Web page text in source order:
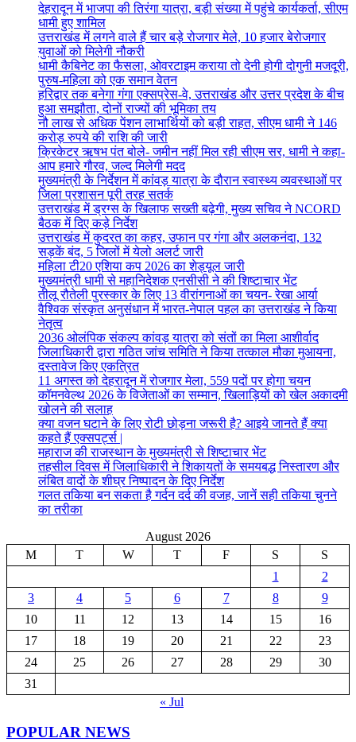
देहरादून में भाजपा की तिरंगा यात्रा, बड़ी संख्या में पहुंचे कार्यकर्ता, सीएम
धामी हुए शामिल
उत्तराखंड में लगने वाले हैं चार बड़े रोजगार मेले, 10 हजार बेरोजगार
युवाओं को मिलेगी नौकरी
धामी कैबिनेट का फैसला, ओवरटाइम कराया तो देनी होगी दोगुनी मजदूरी,
पुरुष-महिला को एक समान वेतन
हरिद्वार तक बनेगा गंगा एक्सप्रेस-वे, उत्तराखंड और उत्तर प्रदेश के बीच
हुआ समझौता, दोनों राज्यों की भूमिका तय
नौ लाख से अधिक पेंशन लाभार्थियों को बड़ी राहत, सीएम धामी ने 146
करोड़ रुपये की राशि की जारी
क्रिकेटर ऋषभ पंत बोले- जमीन नहीं मिल रही सीएम सर, धामी ने कहा-
आप हमारे गौरव, जल्द मिलेगी मदद
मुख्यमंत्री के निर्देशन में कांवड़ यात्रा के दौरान स्वास्थ्य व्यवस्थाओं पर
जिला प्रशासन पूरी तरह सतर्क
उत्तराखंड में ड्रग्स के खिलाफ सख्ती बढ़ेगी, मुख्य सचिव ने NCORD
बैठक में दिए कड़े निर्देश
उत्तराखंड में कुदरत का कहर, उफान पर गंगा और अलकनंदा, 132
सड़कें बंद, 5 जिलों में येलो अलर्ट जारी
महिला टी20 एशिया कप 2026 का शेड्यूल जारी
मुख्यमंत्री धामी से महानिदेशक एनसीसी ने की शिष्टाचार भेंट
तीलू रौतेली पुरस्कार के लिए 13 वीरांगनाओं का चयन- रेखा आर्या
वैश्विक संस्कृत अनुसंधान में भारत-नेपाल पहल का उत्तराखंड ने किया
नेतृत्व
2036 ओलंपिक संकल्प कांवड़ यात्रा को संतों का मिला आशीर्वाद
जिलाधिकारी द्वारा गठित जांच समिति ने किया तत्काल मौका मुआयना,
दस्तावेज किए एकत्रित
11 अगस्त को देहरादून में रोजगार मेला, 559 पदों पर होगा चयन
कॉमनवेल्थ 2026 के विजेताओं का सम्मान, खिलाड़ियों को खेल अकादमी
खोलने की सलाह
क्या वजन घटाने के लिए रोटी छोड़ना जरूरी है? आइये जानते हैं क्या
कहते हैं एक्सपर्ट्स |
महाराज की राजस्थान के मुख्यमंत्री से शिष्टाचार भेंट
तहसील दिवस में जिलाधिकारी ने शिकायतों के समयबद्ध निस्तारण और
लंबित वादों के शीघ्र निष्पादन के दिए निर्देश
गलत तकिया बन सकता है गर्दन दर्द की वजह, जानें सही तकिया चुनने
का तरीका
August 2026
M
T W T F S
S
1
2
3
4 5 6 7 8
9
10
11 12 13 14 15
16
17
18 19 20 21 22
23
24
25 26 27 28 29
30
31
« Jul
POPULAR NEWS